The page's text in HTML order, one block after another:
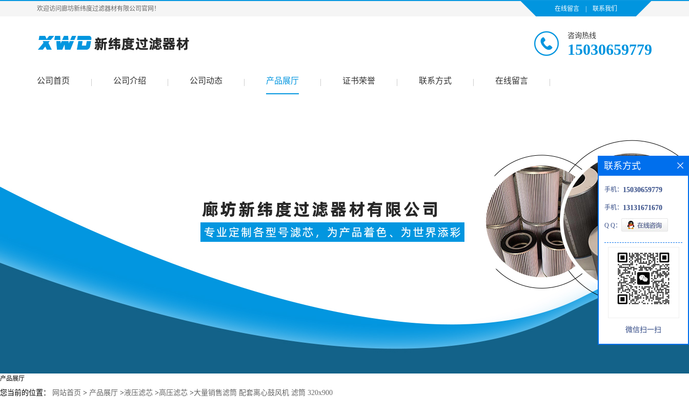
欢迎访问廊坊新纬度过滤器材有限公司官网！ 在线留言 联系我们
咨询热线
15030659779
公司首页 公司介绍 公司动态 产品展厅 证书荣誉 联系方式 在线留言
产品展厅
您当前的位置： 网站首页 > 产品展厅 >液压滤芯 >高压滤芯 >大量销售滤筒 配套离心鼓风机 滤筒 320x900
联系方式
手机： 15030659779
手机： 13131671670
Q Q：
微信扫一扫